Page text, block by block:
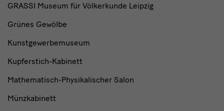
GRASSI Museum für Völkerkunde Leipzig
Grünes Gewölbe
Kunstgewerbemuseum
Kupferstich-Kabinett
Mathematisch-Physikalischer Salon
Münzkabinett